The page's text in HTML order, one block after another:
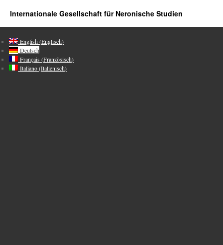
Internationale Gesellschaft für Neronische Studien
English (Englisch)
Deutsch
Français (Französisch)
Italiano(Italienisch)